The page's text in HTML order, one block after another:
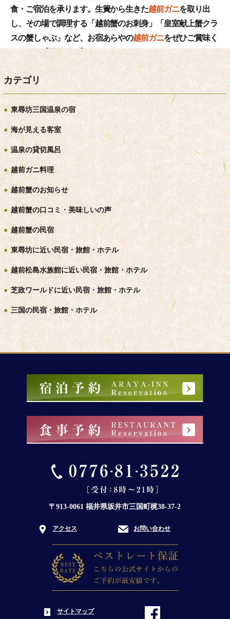
食・ご宿泊を承ります。生簀から生きた越前ガニを取り出
し、その場で調理する「越前蟹のお刺身」「皇室献上蟹クラ
スの蟹しゃぶ」など、お宿あらやの越前ガニをぜひご賞味く
越前ガニ 】
お宿あらやの越前ガニ
あらやでは、生の越前ガニをお客様にお見せしてからゆでる
ので、アツアツの越前ガニ
を食べられます。そんな「越前ガ
ニへのこだわり」と、越前ガニの仕入れに苦労する「あらや
主人の独り言」をご紹介します。【 越前ガニ
越前ガニ のご宿泊プラン ／ 越前ガニ
ス
越前ガニのご宿泊プランのご案内と、日帰りでお食事をされ
るご昼食のコースのご案内です。【
越前ガニのご宿泊プラン
】【越前ガニのご昼食（日帰り食事）コース 】
皇室献上蟹クラスの越前蟹とは？
あらやでは、福井県が毎年、皇室に献上する 皇室献上蟹
きさ・重さに近いレベルの越前蟹を「
皇室献上蟹クラス
して仕入れ、専用のご宿泊プランで取り扱います。【皇室献
お宿あらやが考える「 美味しい越前ガニの条件
」と、常に越
前蟹を求めて】
」とは、できるかぎり新鮮な活の越前蟹（えちぜんが
に）をその場で捌き、鍋に出汁を張り、蟹の足身をしゃぶし
ゃぶして食べる越前蟹（えちぜんがに）料理の一つです。最
】
カテゴリ
東尋坊三国温泉の宿
海が見える客室
温泉の貸切風呂
越前ガニ料理
越前蟹のお知らせ
越前蟹の口コミ・美味しいの声
越前蟹の民宿
東尋坊に近い民宿・旅館・ホテル
越前松島水族館に近い民宿・旅館・ホテル
芝政ワールドに近い民宿・旅館・ホテル
三国の民宿・旅館・ホテル
〒913-0061 福井県坂井市三国町梶38-37-2
アクセス お問い合わせ
サイトマップ